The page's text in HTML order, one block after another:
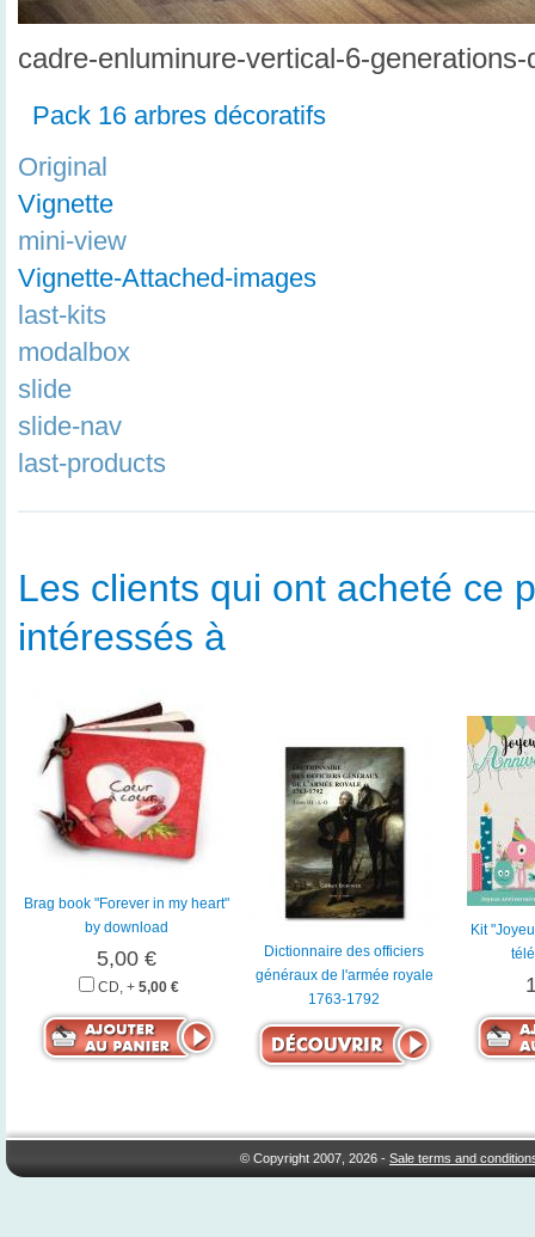
cadre-enluminure-vertical-6-generations-
Pack 16 arbres décoratifs
Original
Vignette
mini-view
Vignette-Attached-images
last-kits
modalbox
slide
slide-nav
last-products
Les clients qui ont acheté ce
intéressés à
Brag book "Forever in my heart"
by download
5,00 €
CD, + 5,00 €
Dictionnaire des officiers
généraux de l'armée royale
1763-1792
Kit
© Copyright 2007, 2026 -Sale terms and